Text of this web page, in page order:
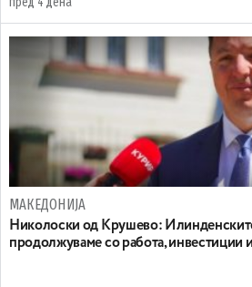
МАКЕДОНИЈА
Николоски од Крушево:
продолжуваме со работа, инвестиции